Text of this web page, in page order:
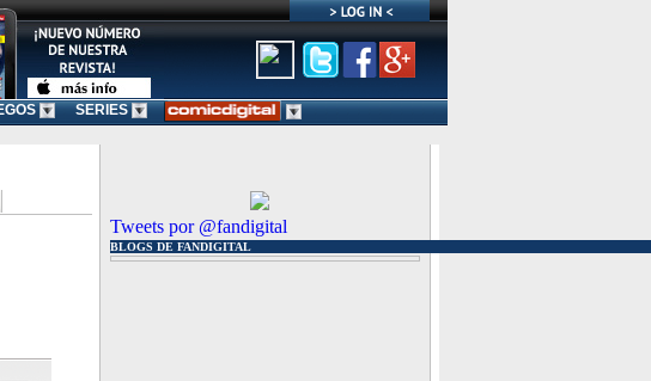
SERIES
Tweets por @fandigital
BLOGS DE FANDIGITAL